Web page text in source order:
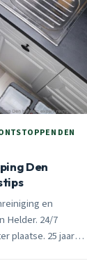
DEN
Den
en
Helder. 24/7
plaatse. 25 jaar